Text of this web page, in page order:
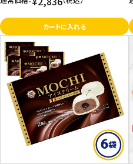
カートに入れる